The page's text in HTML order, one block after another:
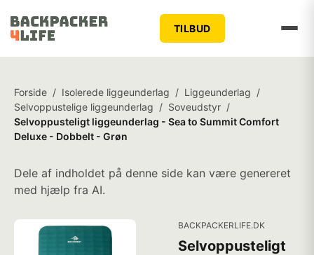
TILBUD
Forside / Isolerede liggeunderlag / Liggeunderlag /
Selvoppustelige liggeunderlag / Soveudstyr /
Selvoppusteligt liggeunderlag - Sea to Summit Comfort
Deluxe - Dobbelt - Grøn
Dele af indholdet på denne side kan være genereret
med hjælp fra AI.
BACKPACKERLIFE.DK
Selvoppusteligt